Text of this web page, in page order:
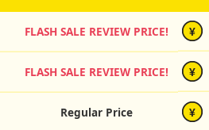
FLASH SALE REVIEW PRICE! ¥
FLASH SALE REVIEW PRICE! ¥
Regular Price ¥